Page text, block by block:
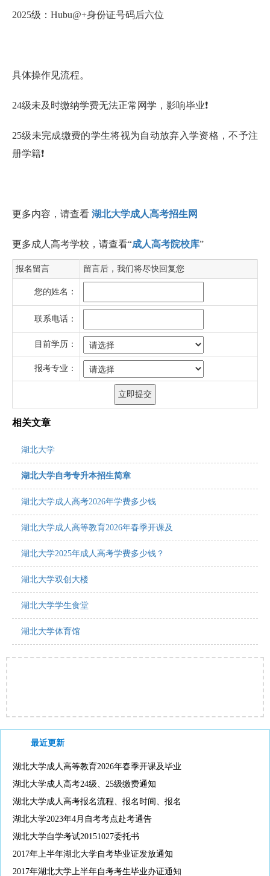
2025级：Hubu@+身份证号码后六位
具体操作见流程。
24级未及时缴纳学费无法正常网学，影响毕业❗
25级未完成缴费的学生将视为自动放弃入学资格，不予注
册学籍❗
更多内容，请查看 湖北大学成人高考招生网
更多成人高考学校，请查看“成人高考院校库”
报名留言 留言后，我们将尽快回复您
您的姓名：
联系电话：
目前学历：
报考专业：
相关文章
湖北大学
湖北大学自考专升本招生简章
湖北大学成人高考2026年学费多少钱
湖北大学成人高等教育2026年春季开课及
湖北大学2025年成人高考学费多少钱？
湖北大学双创大楼
湖北大学学生食堂
湖北大学体育馆
最近更新
湖北大学成人高等教育2026年春季开课及毕业
湖北大学成人高考24级、25级缴费通知
湖北大学成人高考报名流程、报名时间、报名
湖北大学2023年4月自考考点赴考通告
湖北大学自学考试20151027委托书
2017年上半年湖北大学自考毕业证发放通知
2017年湖北大学上半年自考考生毕业办证通知